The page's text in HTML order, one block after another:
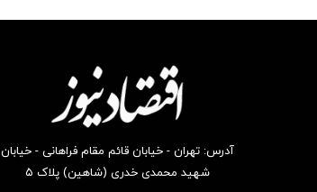
آدرس: تهران - خیابان قائم مقام فراهانی - خیابان
شهید محمدی خدری (شاهین) پلاک ۵